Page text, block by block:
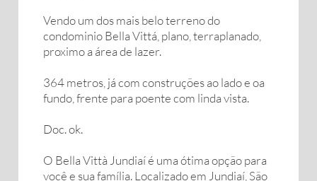
Vendo um dos mais belo terreno do
condominio Bella Vittá, plano, terraplanado,
proximo a área de lazer.
364 metros, já com construções ao lado e oa
fundo, frente para poente com linda vista.
Doc. ok.
O Bella Vittà Jundiaí é uma ótima opção para
você e sua família. Localizado em Jundiaí, São